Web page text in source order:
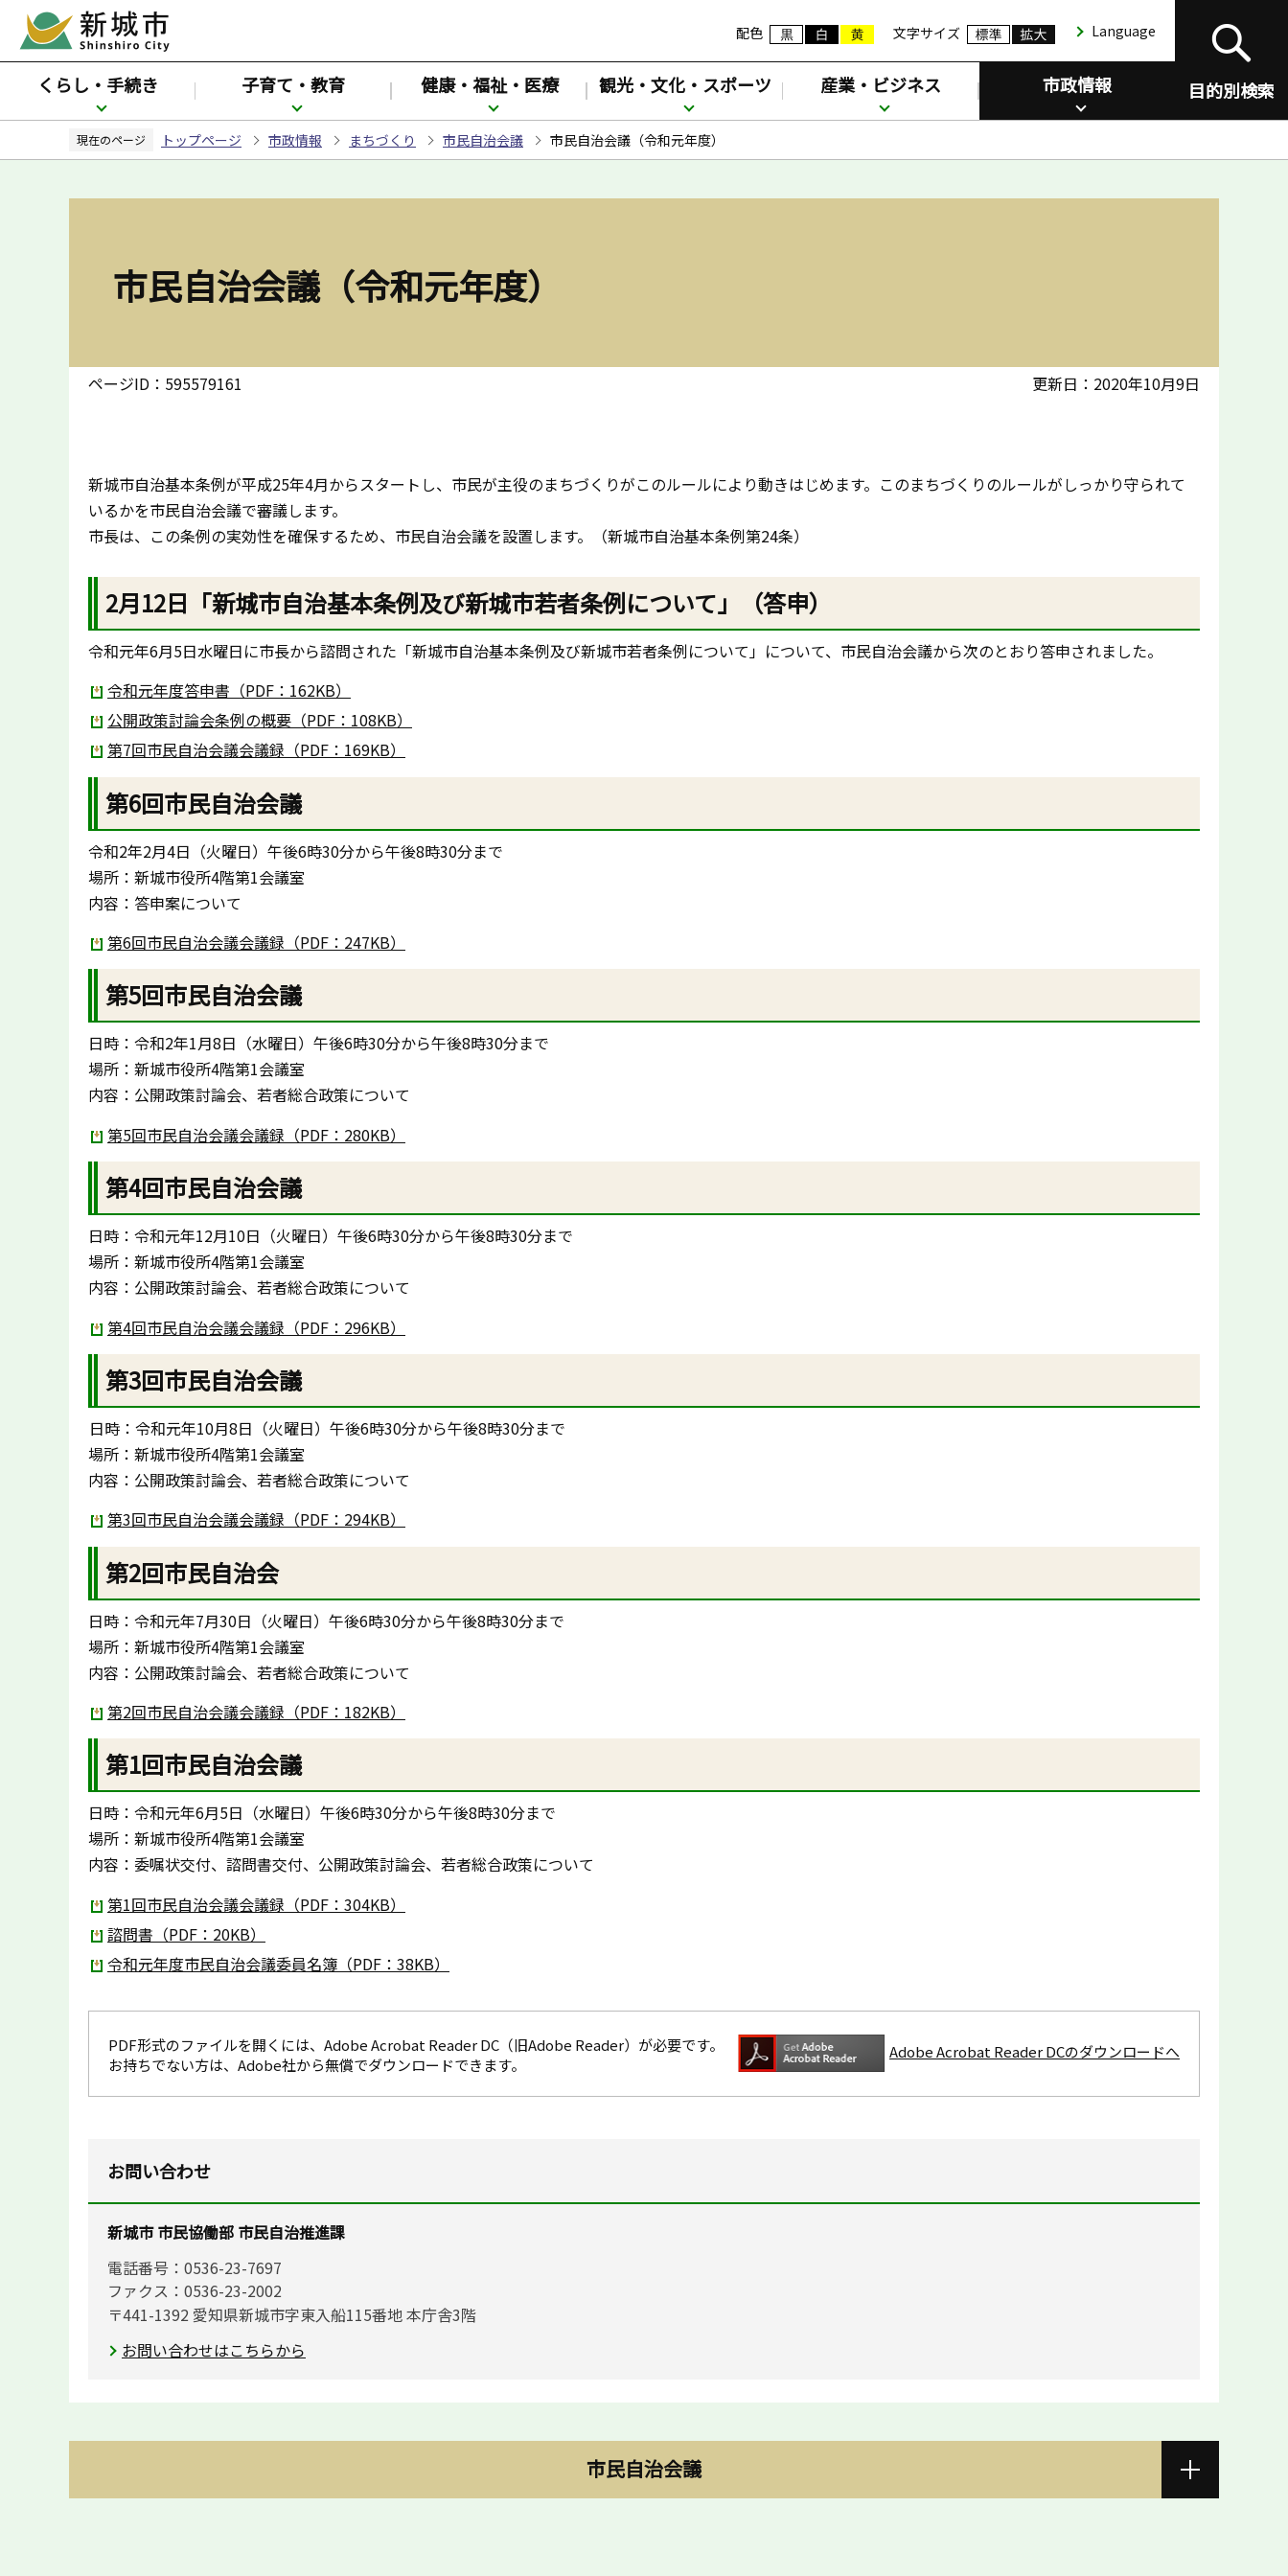
ペ
ジ
先
配色 文字サイズ Language
目的別検索
くらし・手続き 子育て・教育 健康・福祉・医療 観光・文化・スポーツ 産業・ビジネス 市政情報
現在のページ トップページ 市政情報 まちづくり 市民自治会議 市民自治会議（令和元年度）
市民自治会議（令和元年度）
ページID：595579161 更新日：2020年10月9日
新城市自治基本条例が平成25年4月からスタートし、市民が主役のまちづくりがこのルールにより動きはじめます。 このまちづくりのルールがしっかり守られて
いるかを市民自治会議で審議します。
市長は、この条例の実効性を確保するため、市民自治会議を設置します。（新城市自治基本条例第24条）
2月12日「新城市自治基本条例及び新城市若者条例について」（答申）
令和元年6月5日水曜日に市長から諮問された「新城市自治基本条例及び新城市若者条例について」について、市民自治会議から次のとおり答申されました。
令和元年度答申書（PDF：162KB）
公開政策討論会条例の概要（PDF：108KB）
第7回市民自治会議会議録（PDF：169KB）
第6回市民自治会議
令和2年2月4日（火曜日）午後6時30分から午後8時30分まで
場所：新城市役所4階第1会議室
内容：答申案について
第6回市民自治会議会議録（PDF：247KB）
第5回市民自治会議
日時：令和2年1月8日（水曜日）午後6時30分から午後8時30分まで
場所：新城市役所4階第1会議室
内容：公開政策討論会、若者総合政策について
第5回市民自治会議会議録（PDF：280KB）
第4回市民自治会議
日時：令和元年12月10日（火曜日）午後6時30分から午後8時30分まで
場所：新城市役所4階第1会議室
内容：公開政策討論会、若者総合政策について
第4回市民自治会議会議録（PDF：296KB）
第3回市民自治会議
日時：令和元年10月8日（火曜日）午後6時30分から午後8時30分まで
場所：新城市役所4階第1会議室
内容：公開政策討論会、若者総合政策について
第3回市民自治会議会議録（PDF：294KB）
第2回市民自治会
日時：令和元年7月30日（火曜日）午後6時30分から午後8時30分まで
場所：新城市役所4階第1会議室
内容：公開政策討論会、若者総合政策について
第2回市民自治会議会議録（PDF：182KB）
第1回市民自治会議
日時：令和元年6月5日（水曜日）午後6時30分から午後8時30分まで
場所：新城市役所4階第1会議室
内容：委嘱状交付、諮問書交付、公開政策討論会、若者総合政策について
第1回市民自治会議会議録（PDF：304KB）
諮問書（PDF：20KB）
令和元年度市民自治会議委員名簿（PDF：38KB）
PDF形式のファイルを開くには、Adobe Acrobat Reader DC（旧Adobe Reader）が必要です。
お持ちでない方は、Adobe社から無償でダウンロードできます。
Adobe Acrobat Reader DCのダウンロードへ
お問い合わせ
新城市 市民協働部 市民自治推進課
電話番号：0536-23-7697
ファクス：0536-23-2002
〒441-1392 愛知県新城市字東入船115番地 本庁舎3階
お問い合わせはこちらから
市民自治会議